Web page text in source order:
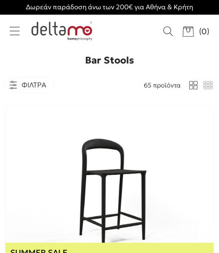
Δωρεάν παράδοση άνω των 200€ για Αθήνα & Κρήτη
(0)
Bar Stools
ΦΙΛΤΡΑ 65 προϊόντα